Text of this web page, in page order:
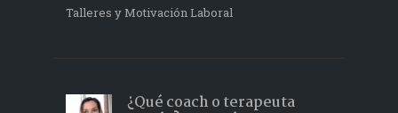
Talleres y Motivación Laboral
¿Qué coach o terapeuta